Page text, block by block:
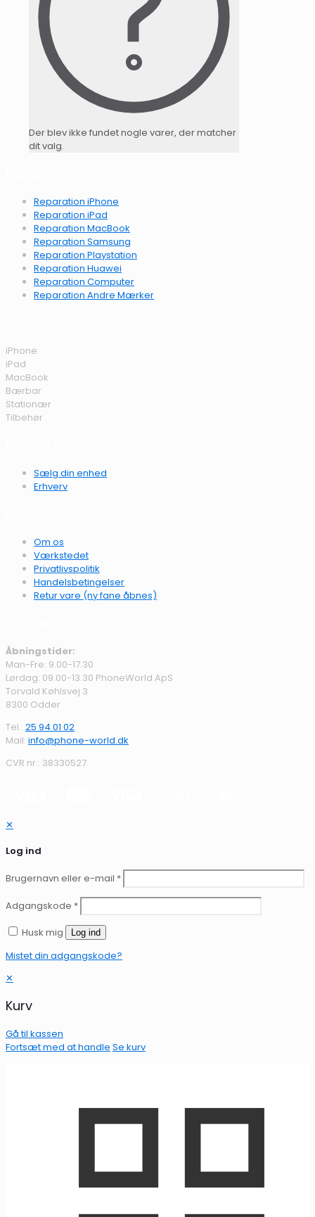
Der blev ikke fundet nogle varer, der matcher
dit valg.
Reparation iPhone
Reparation iPad
Reparation MacBook
Reparation Samsung
Reparation Playstation
Reparation Huawei
Reparation Computer
Reparation Andre Mærker
iPhone
iPad
MacBook
Bærbar
Stationær
Tilbehør
Sælg din enhed
Erhverv
Om os
Værkstedet
Privatlivspolitik
Handelsbetingelser
Retur vare (ny fane åbnes)
Åbningstider:
Man-Fre: 9.00-17.30
Lørdag: 09.00-13.30 PhoneWorld ApS
Torvald Køhlsvej 3
8300 Odder
Tel.: 25 94 01 02
Mail: info@phone-world.dk
CVR nr.: 38330527
✕
Log ind
Brugernavn eller e-mail *
Adgangskode *
Husk mig
Log ind
Mistet din adgangskode?
✕
Kurv
Gå til kassen
Fortsæt med at handle Se kurv